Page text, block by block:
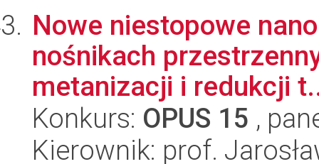
Nowe niestopowe
nośnikach
metanizacji i redukcji
Konkurs: OPUS 15 ,
Kierownik: prof.